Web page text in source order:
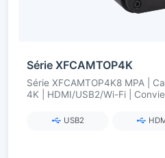
Série XFCAMTOP4K
Série XFCAMTOP4K8 MPA |
4K | HDMI/USB2/Wi-Fi |
USB2